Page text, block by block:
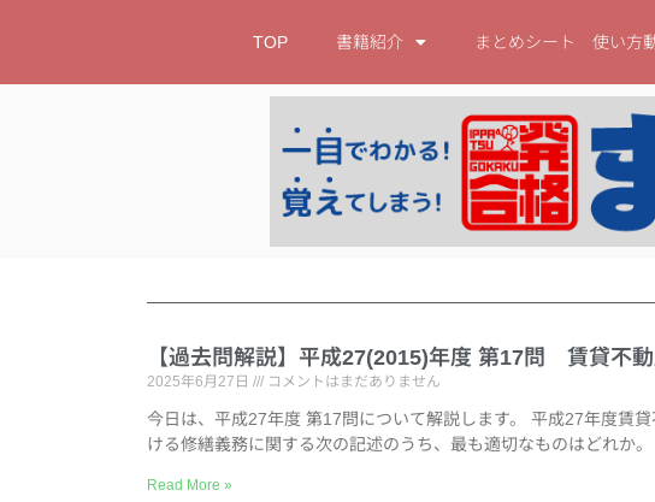
TOP 書籍紹介 まとめシート 使い方
【過去問解説】平成27(2015)年度 第17問 賃貸不
2025年6月27日 コメントはまだありません
今日は、平成27年度 第17問について解説します。 平成27年度賃
ける修繕義務に関する次の記述のうち、最も適切なものはどれ
Read More »